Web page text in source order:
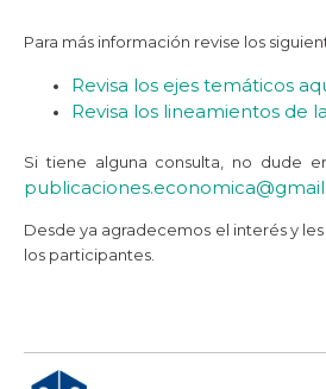
Para más información revise los
Revisa los ejes temáticos
Revisa los lineamientos de
Si tiene alguna consulta, no dude
publicaciones.economica@gmail.
Desde ya agradecemos el interés y
los participantes.